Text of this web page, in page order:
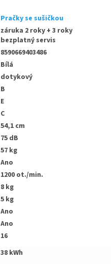
Pračky se sušičkou
záruka 2 roky + 3 roky
bezplatný servis
8590669403486
Bílá
dotykový
B
E
C
54,1 cm
75 dB
57 kg
Ano
1200 ot./min.
8 kg
5 kg
Ano
Ano
16
38 kWh